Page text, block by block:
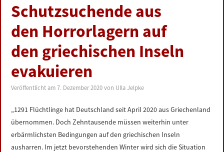
Schutzsuchende aus
den Horrorlagern auf
den griechischen Inseln
evakuieren
Veröffentlicht am7. Dezember 2020 von Ulla Jelpke
„1291 Flüchtlinge hat Deutschland seit April 2020 aus Griechenland
übernommen. Doch Zehntausende müssen weiterhin unter
erbärmlichsten Bedingungen auf den griechischen Inseln
ausharren. Im jetzt bevorstehenden Winter wird sich die Situation